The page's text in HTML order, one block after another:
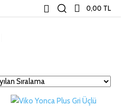
0,00 TL